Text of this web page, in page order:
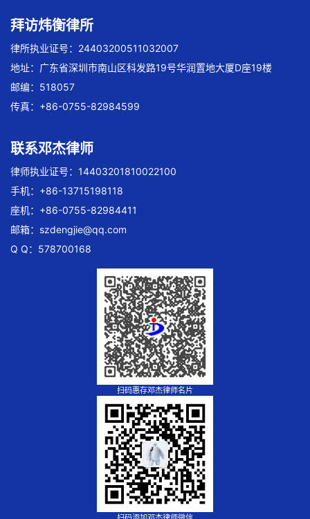
拜访炜衡律所
律所执业证号：24403200511032007
地址：广东省深圳市南山区科发路19号华润置地大厦D座19楼
邮编：518057
传真：+86-0755-82984599
联系邓杰律师
律师执业证号：14403201810022100
手机：+86-13715198118
座机：+86-0755-82984411
邮箱： szdengjie@qq.com
Q Q：578700168
扫码惠存邓杰律师名片